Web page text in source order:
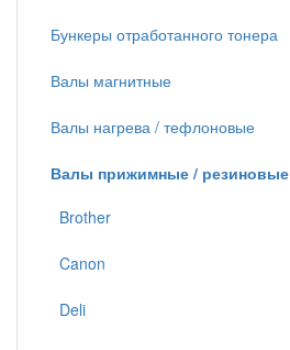
Бункеры отработанного тонера
Валы магнитные
Валы нагрева / тефлоновые
Валы прижимные / резиновые
Brother
Canon
Deli